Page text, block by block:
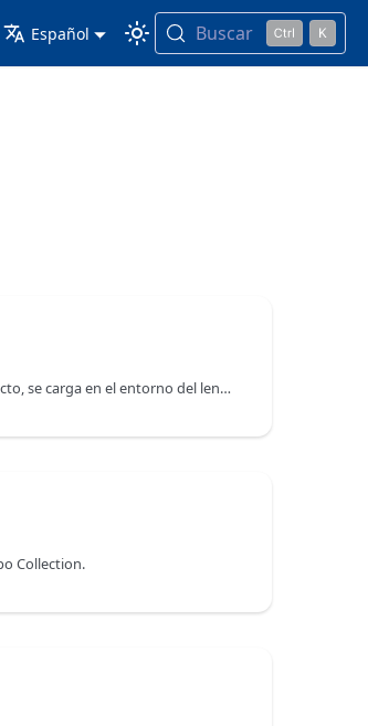
Español Buscar
Cuando una clase usuario es definida en el proyecto, se carga en el entorno del lenguaje 4D. Una clase es un objeto en sí mismo, de la clase "Class", que tiene propiedades y una función.
Collection.